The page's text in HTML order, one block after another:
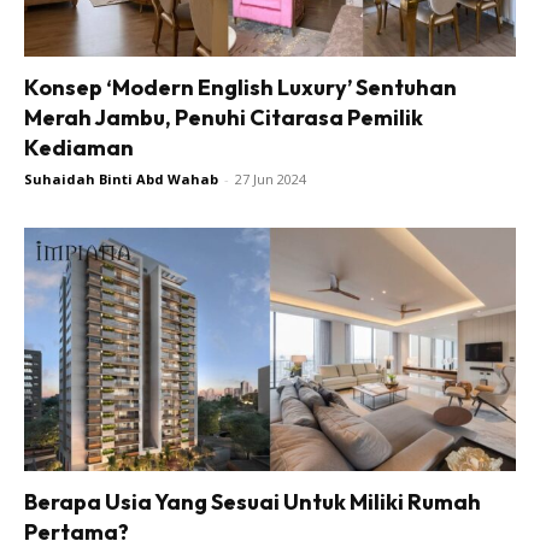
Konsep ‘Modern English Luxury’ Sentuhan
Merah Jambu, Penuhi Citarasa Pemilik
Kediaman
Suhaidah Binti Abd Wahab - 27 Jun 2024
Berapa Usia Yang Sesuai Untuk Miliki Rumah
Pertama?